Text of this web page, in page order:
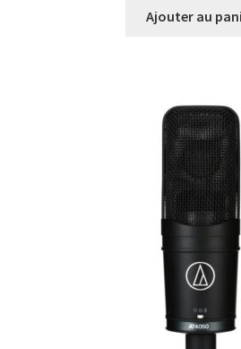
Ajouter au